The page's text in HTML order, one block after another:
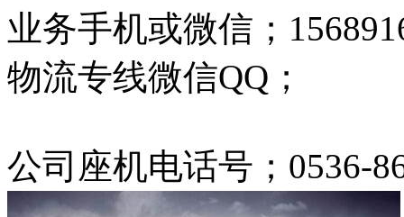
业务手机或微信；
物流专线微信QQ；
公司座机电话号；0536-